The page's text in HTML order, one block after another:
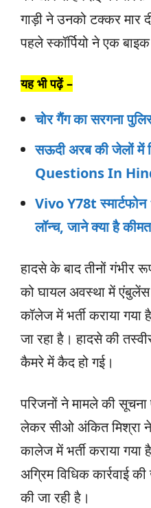
गाड़ी ने उनको टक्कर मार
पहले स्कॉर्पियो ने एक
यह भी पढ़ें –
चोर गैंग का सरगना
सऊदी अरब की जेलों में
Questions In
Vivo Y78t
लॉन्‍च, जाने क्या है कीमत
​​​​हादसे के बाद तीनों गंभीर
को घायल अवस्था में
कॉलेज में भर्ती कराया
जा रहा है। हादसे की
कैमरे में कैद हो गई।
परिजनों ने मामले की
लेकर सीओ अंकित मिश्रा
कालेज में भर्ती कराया गया
अग्रिम विधिक कार्रवाई
की जा रही है।